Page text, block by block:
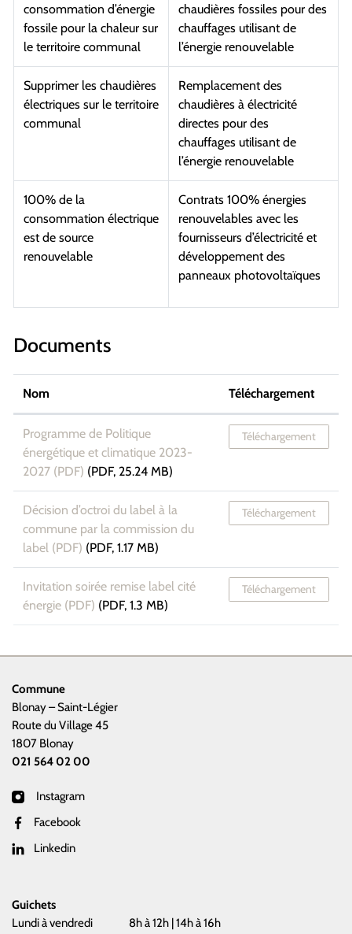
consommation d’énergie
fossile pour la chaleur sur
le territoire communal
chaudières fossiles pour des
chauffages utilisant de
l’énergie renouvelable
Supprimer les chaudières
électriques sur le territoire
communal
Remplacement des
chaudières à électricité
directes pour des
chauffages utilisant de
l’énergie renouvelable
100% de la
consommation électrique
est de source
renouvelable
Contrats 100% énergies
renouvelables avec les
fournisseurs d’électricité et
développement des
panneaux photovoltaïques
Documents
Nom Téléchargement
Programme de Politique
énergétique et climatique 2023-
2027 (PDF) (PDF, 25.24 MB)
Téléchargement
Décision d’octroi du label à la
commune par la commission du
label (PDF) (PDF, 1.17 MB)
Téléchargement
Invitation soirée remise label cité
énergie (PDF) (PDF, 1.3 MB)
Téléchargement
Commune
Blonay – Saint-Légier
Route du Village 45
1807 Blonay
021 564 02 00
Instagram
Facebook
Linkedin
Guichets
Lundi à vendredi
8h à 12h | 14h à 16h